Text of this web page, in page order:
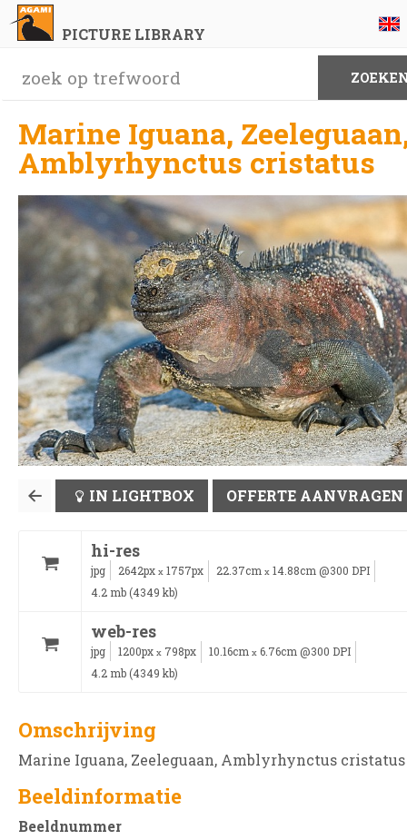
PICTURE LIBRARY
Marine Iguana,
Amblyrhynctus cristatus
IN LIGHTBOX OFFERTE AANVRAGEN
hi-res
jpg 2642px x 1757px 22.37cm x 14.88cm @300 DPI
4.2 mb (4349 kb)
web-res
jpg 1200px x 798px 10.16cm x 6.76cm @300 DPI
4.2 mb (4349 kb)
Omschrijving
Marine Iguana, Zeeleguaan, Amblyrhynctus cristatus
Beeldinformatie
Beeldnummer